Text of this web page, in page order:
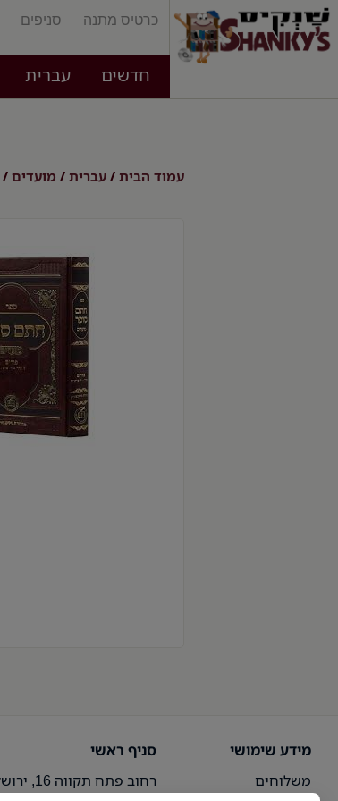
כרטיס מתנה סניפים
חדשים עברית
עמוד הבית / עברית / מועדים /
מידע שימושי
משלוחים
סניף ראשי
רחוב פתח תקווה 16, ירושלים